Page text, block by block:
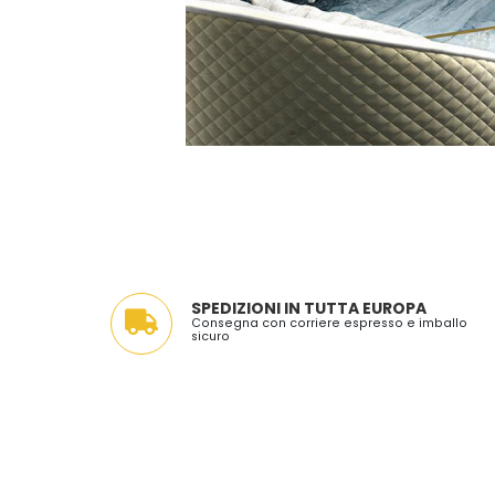
SPEDIZIONI IN TUTTA EUROPA
Consegna con corriere espresso e imballo
sicuro